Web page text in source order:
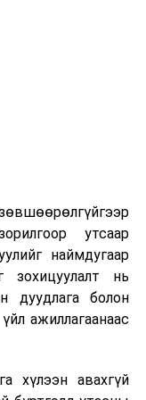
наас оюутнуудыг
ажиллагааны
ны өдрүүдэд
бусад аливаа
утсаар
наймдугаар
зохицуулалт нь
дуудлага болон
ажиллагаанаас
хүлээн авахгүй